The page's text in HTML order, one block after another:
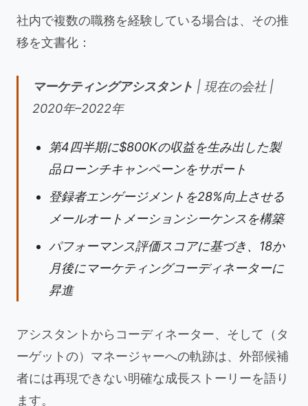
社内で複数の職務を経験している場合は、その推
移を文書化：
マーケティングアシスタント | 現在の会社 |
2020年–2022年
第4四半期に$800Kの収益を生み出した製
品ローンチキャンペーンをサポート
登録者エンゲージメントを28%向上させる
メールオートメーションシーケンスを構築
パフォーマンス評価スコアに基づき、18か
月後にマーケティングコーディネーターに
昇進
アシスタントからコーディネーター、そして（タ
ーゲットの）マネージャーへの軌跡は、外部候補
者には再現できない明確な成長ストーリーを語り
ます。